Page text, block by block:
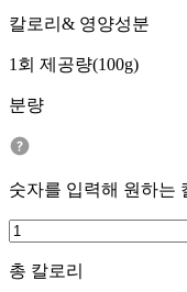
칼로리& 영양성분
1회 제공량(100g)
분량
숫자를 입력해 원하는
총 칼로리